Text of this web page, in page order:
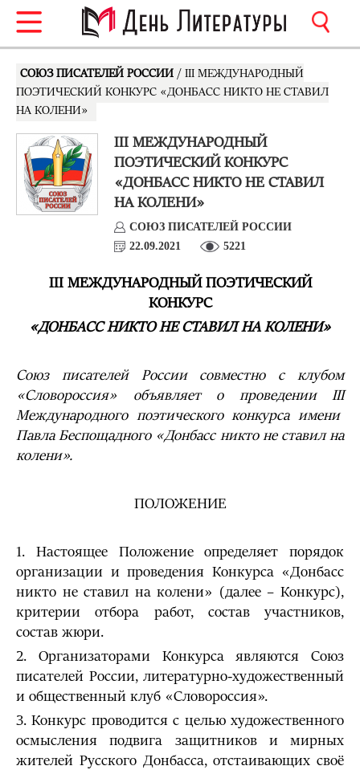
СОЮЗ ПИСАТЕЛЕЙ РОССИИ / III МЕЖДУНАРОДНЫЙ
ПОЭТИЧЕСКИЙ КОНКУРС «ДОНБАСС НИКТО НЕ СТАВИЛ
НА КОЛЕНИ»
III МЕЖДУНАРОДНЫЙ
ПОЭТИЧЕСКИЙ КОНКУРС
«ДОНБАСС НИКТО НЕ СТАВИЛ
НА КОЛЕНИ»
СОЮЗ ПИСАТЕЛЕЙ РОССИИ
22.09.2021
5221
IIIМЕЖДУНАРОДНЫЙ ПОЭТИЧЕСКИЙ
КОНКУРС
«ДОНБАСС НИКТО НЕ СТАВИЛ НА КОЛЕНИ»
Союз писателей России совместно с клубом
«Словороссия» объявляет о проведении III
Международного поэтического конкурса имени
Павла Беспощадного «Донбасс никто не ставил на
колени».
ПОЛОЖЕНИЕ
1. Настоящее Положение определяет порядок
организации и проведения Конкурса «Донбасс
никто не ставил на колени» (далее – Конкурс),
критерии отбора работ, состав участников,
состав жюри.
2. Организаторами Конкурса являются Союз
писателей России, литературно-художественный
и общественный клуб «Словороссия».
3. Конкурс проводится с целью художественного
осмысления подвига защитников и мирных
жителей Русского Донбасса, отстаивающих своё